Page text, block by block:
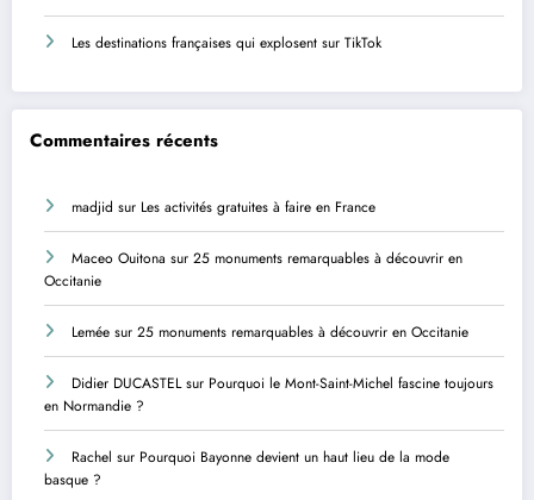
Les destinations françaises qui explosent sur TikTok
Commentaires récents
madjid sur Les activités gratuites à faire en France
Maceo Ouitona sur 25 monuments remarquables à découvrir en
Occitanie
Lemée sur 25 monuments remarquables à découvrir en Occitanie
Didier DUCASTELsur Pourquoi le Mont-Saint-Michel fascine toujours
en Normandie ?
Rachel sur Pourquoi Bayonne devient un haut lieu de la mode
basque ?